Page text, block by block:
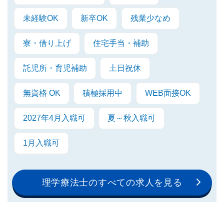
未経験OK 新卒OK 残業少なめ
寮・借り上げ 住宅手当・補助
託児所・育児補助 土日祝休
無資格 OK 積極採用中 WEB面接OK
2027年4月入職可 夏～秋入職可
1月入職可
理学療法士のすべての求人を見る